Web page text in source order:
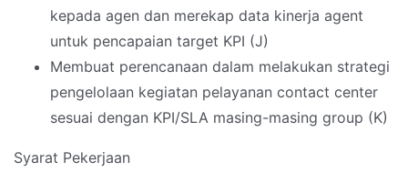
kepada agen dan merekap data kinerja agent
untuk pencapaian target KPI (J)
Membuat perencanaan dalam melakukan strategi
pengelolaan kegiatan pelayanan contact center
sesuai dengan KPI/SLA masing-masing group (K)
Syarat Pekerjaan